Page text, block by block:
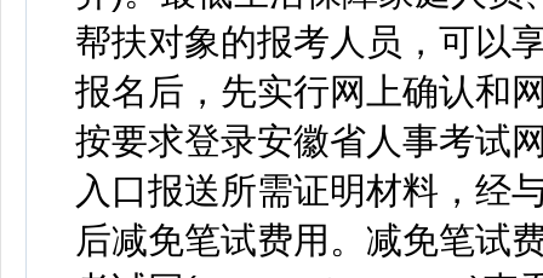
帮扶对象的报考人员，可以
报名后，先实行网上确认和
按要求登录安徽省人事考试
入口报送所需证明材料，经
后减免笔试费用。减免笔试